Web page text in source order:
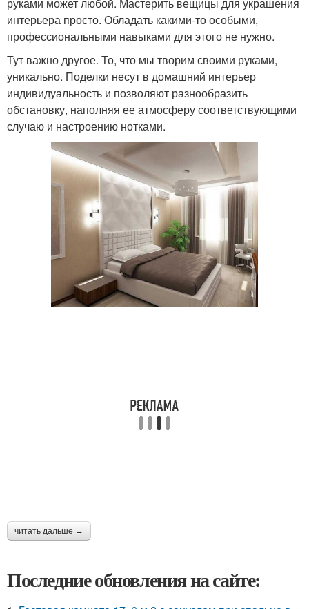
интерьера просто. Обладать какими-то особыми,
профессиональными навыками для этого не нужно.
Тут важно другое. То, что мы творим своими руками,
уникально. Поделки несут в домашний интерьер
индивидуальность и позволяют разнообразить
обстановку, наполняя ее атмосферу соответствующими
случаю и настроению нотками.
читать дальше →
Последние обновления на сайте: